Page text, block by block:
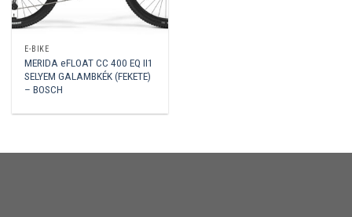
E-BIKE
MERIDA eFLOAT CC 400 EQ II1
SELYEM GALAMBKÉK (FEKETE)
– BOSCH